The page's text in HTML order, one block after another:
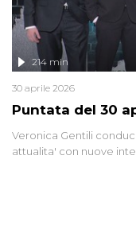
Puntata del 30
214 min
30 aprile 2026
Veronica Gentili
attualita' con nuove